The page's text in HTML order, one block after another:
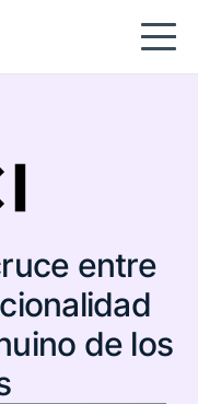
entre
de los